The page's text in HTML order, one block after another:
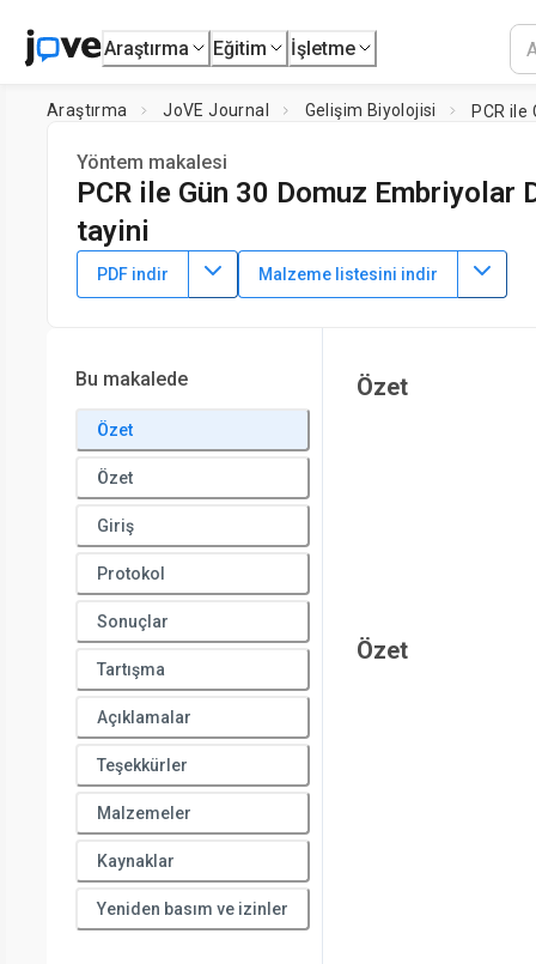
Araştırma Eğitim İşletme
Araştırma JoVE Journal Gelişim Biyolojisi PCR ile
Yöntem makalesi
PCR ile Gün 30 Domuz
tayini
DOI: 10.3791/53301 ⸱ 14 Şubat 2016
Milena S. Blanes*1,Stephen C.M. Tsoi*1,Michael K. Dyck
PDF indir Malzeme listesini indir
Bu makalede
Özet
Özet
Giriş
Protokol
Sonuçlar
Tartışma
Açıklamalar
Teşekkürler
Malzemeler
Kaynaklar
Yeniden basım ve izinler
Özet
Özet